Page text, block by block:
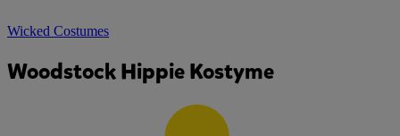
Wicked Costumes
Woodstock Hippie Kostyme